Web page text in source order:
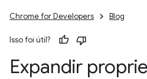
Chrome for Developers Blog
Isso foi útil?
Expandir